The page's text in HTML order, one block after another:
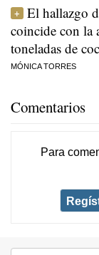
El hallazgo
coincide con la
toneladas de
MÓNICA TORRES
Comentarios
Para